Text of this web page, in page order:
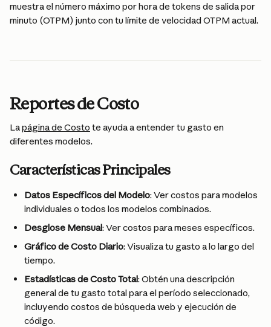
muestra el número máximo por hora de tokens de salida por
minuto (OTPM) junto con tu límite de velocidad OTPM actual.
Reportes de Costo
La página de Costo te ayuda a entender tu gasto en
diferentes modelos.
Características Principales
Datos Específicos del Modelo: Ver costos para modelos
individuales o todos los modelos combinados.
Desglose Mensual: Ver costos para meses específicos.
Gráfico de Costo Diario: Visualiza tu gasto a lo largo del
tiempo.
Estadísticas de Costo Total: Obtén una descripción
general de tu gasto total para el período seleccionado,
incluyendo costos de búsqueda web y ejecución de
código.